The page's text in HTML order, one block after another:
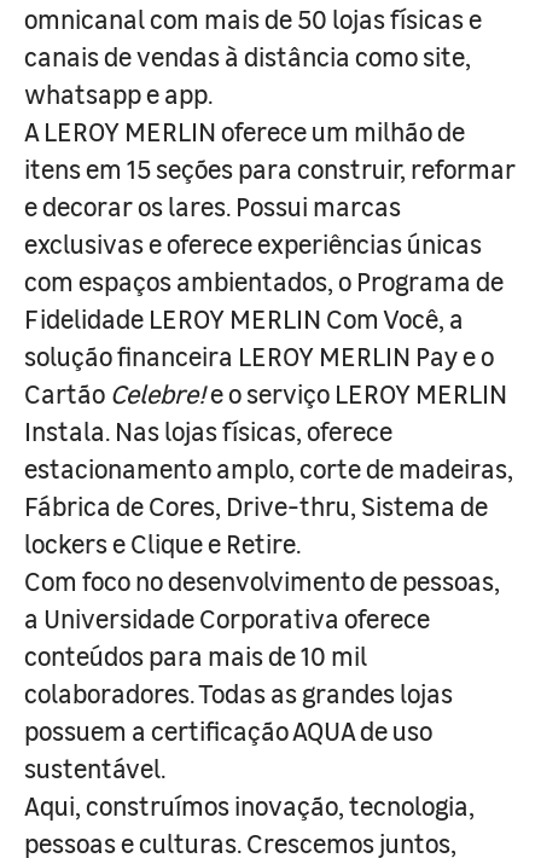
omnicanal com mais de 50 lojas físicas e
canais de vendas à distância como site,
whatsapp e app.
A LEROY MERLIN oferece um milhão de
itens em 15 seções para construir, reformar
e decorar os lares. Possui marcas
exclusivas e oferece experiências únicas
com espaços ambientados, o Programa de
Fidelidade LEROY MERLIN Com Você, a
solução financeira LEROY MERLIN Pay e o
Cartão Celebre!e o serviço LEROY MERLIN
Instala. Nas lojas físicas, oferece
estacionamento amplo, corte de madeiras,
Fábrica de Cores, Drive-thru, Sistema de
lockers e Clique e Retire.
Com foco no desenvolvimento de pessoas,
a Universidade Corporativa oferece
conteúdos para mais de 10 mil
colaboradores. Todas as grandes lojas
possuem a certificação AQUA de uso
sustentável.
Aqui, construímos inovação, tecnologia,
pessoas e culturas. Crescemos juntos,